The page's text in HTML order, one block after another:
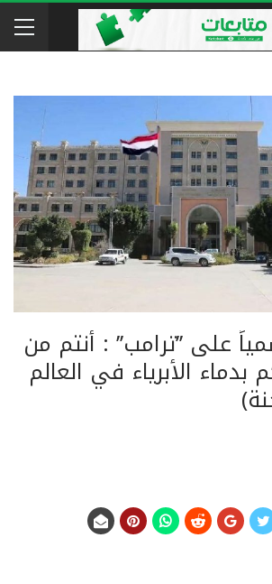
على ’’ترامب’’ : أنتم من
الأبرياء في العالم